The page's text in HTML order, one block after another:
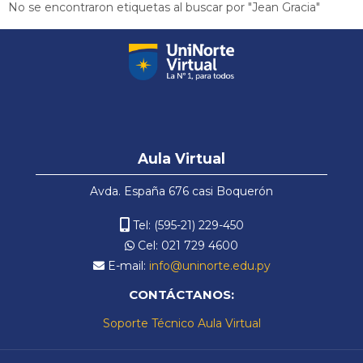
No se encontraron etiquetas al buscar por "Jean Gracia"
Aula
Aula Virtual
Avda. España 676 casi Boquerón
Tel: (595-21) 229-450
Cel: 021 729 4600
E-mail: info@uninorte.edu.py
CONTÁCTANOS:
Soporte Técnico Aula Virtual